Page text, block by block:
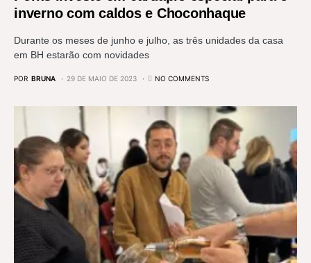
inverno com caldos e Choconhaque
Durante os meses de junho e julho, as três unidades da casa
em BH estarão com novidades
POR BRUNA 29 DE MAIO DE 2023 NO COMMENTS